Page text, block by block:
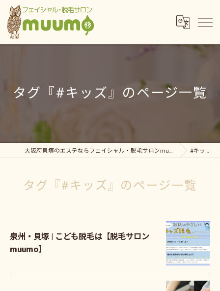
タグ『#キッズ』のページ一覧
大阪府貝塚のエステならフェイシャル・脱毛サロンmuumo #キッズ
タグ『#キッズ』のページ一覧
泉州・貝塚 | こども脱毛は【脱毛サロン
muumo】